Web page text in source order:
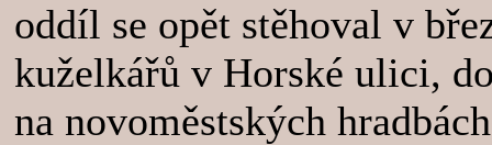
oddíl se opět stěhoval v
kuželkářů v Horské ulici,
na novoměstských